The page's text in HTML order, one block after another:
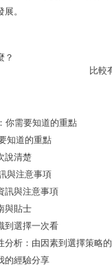
。
？
比較
你需要知道的重點
知道的重點
說清楚
與注意事項
訊與注意事項
與貼士
到選擇一次看
分析：由因素到選擇策略
的經驗分享